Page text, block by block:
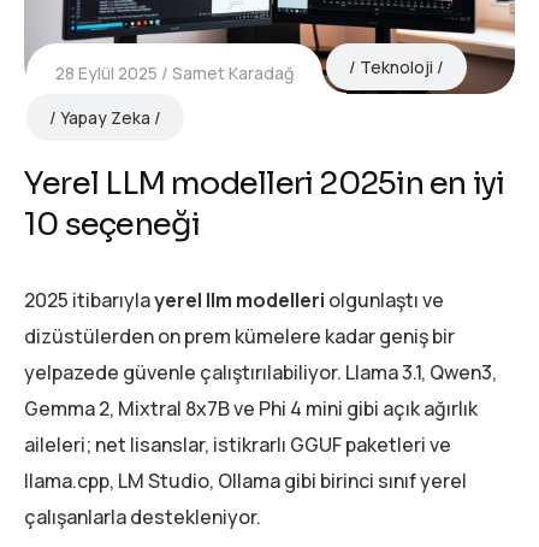
28 Eylül 2025 Samet Karadağ Teknoloji
Yapay Zeka
Yerel LLM modelleri 2025in en iyi
10 seçeneği
2025 itibarıylayerel llm modelleri olgunlaştı ve
dizüstülerden on prem kümelere kadar geniş bir
yelpazede güvenle çalıştırılabiliyor. Llama 3.1, Qwen3,
Gemma 2, Mixtral 8x7B ve Phi 4 mini gibi açık ağırlık
aileleri; net lisanslar, istikrarlı GGUF paketleri ve
llama.cpp, LM Studio, Ollama gibi birinci sınıf yerel
çalışanlarla destekleniyor.